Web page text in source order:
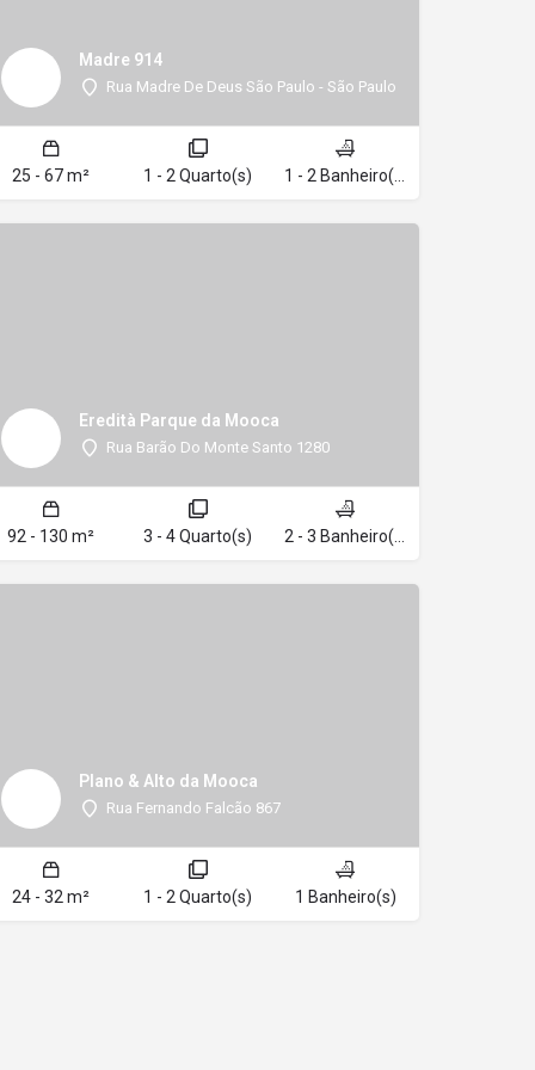
Madre 914
Rua Madre De Deus São Paulo - São Paulo
25 - 67 m² 1 - 2 Quarto(s) 1 - 2 Banheiro(s)
Eredità Parque da Mooca
Rua Barão Do Monte Santo 1280
92 - 130 m² 3 - 4 Quarto(s) 2 - 3 Banheiro(s)
Plano & Alto da Mooca
Rua Fernando Falcão 867
24 - 32 m² 1 - 2 Quarto(s) 1 Banheiro(s)